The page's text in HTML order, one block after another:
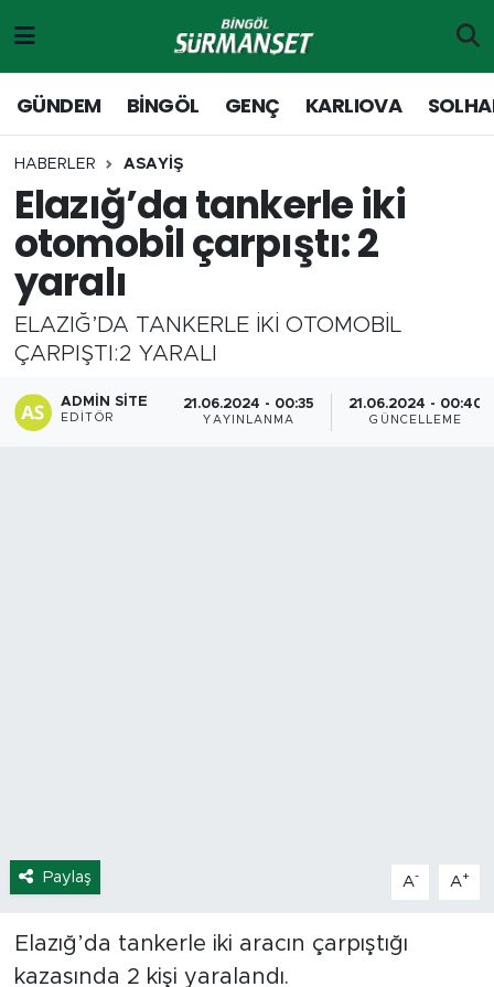
GÜNDEM BİNGÖL GENÇ KARLIOVA
HABERLER ASAYİŞ
Elazığ’da tankerle iki
otomobil çarpıştı: 2
yaralı
ELAZIĞ’DA TANKERLE İKİ OTOMOBİL
ÇARPIŞTI:2 YARALI
ADMIN SITE
EDITÖR
21.06.2024 - 00:35
YAYINLANMA
21.06.2024 - 00:40
GÜNCELLEME
Paylaş A- A+
Elazığ’da tankerle iki aracın çarpıştığı
kazasında 2 kişi yaralandı.
Genç
Solhan
Karlıova
Adaklı-Kiğı
Yayladere-Yedisu
MD Prestij Dergisi
Tavz Der
Merkez Hava Durumu
Merkez Trafik Yoğunluk Haritası
Süper Lig Puan Durumu ve Fikstür
Tüm Manşetler
Son Dakika Haberleri
Haber Arşivi